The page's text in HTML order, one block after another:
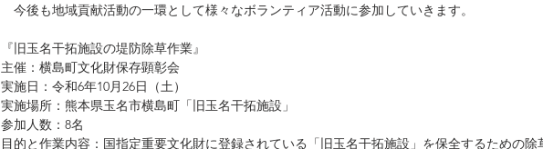
今後も地域貢献活動の一環として様々なボランティア活動に参加していきます。
『旧玉名干拓施設の堤防除草作業』
主催：横島町文化財保存顕彰会
実施日：令和6年10月26日（土）
実施場所：熊本県玉名市横島町「旧玉名干拓施設」
参加人数：8名
目的と作業内容：国指定重要文化財に登録されている「旧玉名干拓施設」を保全するための除